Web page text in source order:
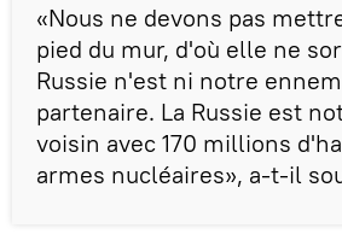
«Nous ne devons pas
pied du mur, d'où elle ne
Russie n'est ni notre
partenaire. La Russie est
voisin avec 170 millions
armes nucléaires», a-t-il